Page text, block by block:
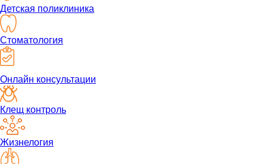
Детская поликлиника
Стоматология
Онлайн консультации
Клещ контроль
Жизнелогия